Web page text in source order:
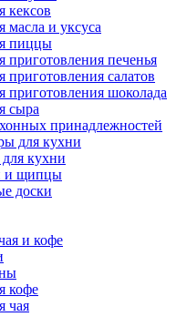
кексов
масла и уксуса
пиццы
приготовления печенья
приготовления салатов
приготовления шоколада
сыра
принадлежностей
для кухни
кухни
и щипцы
доски
и кофе
кофе
чая